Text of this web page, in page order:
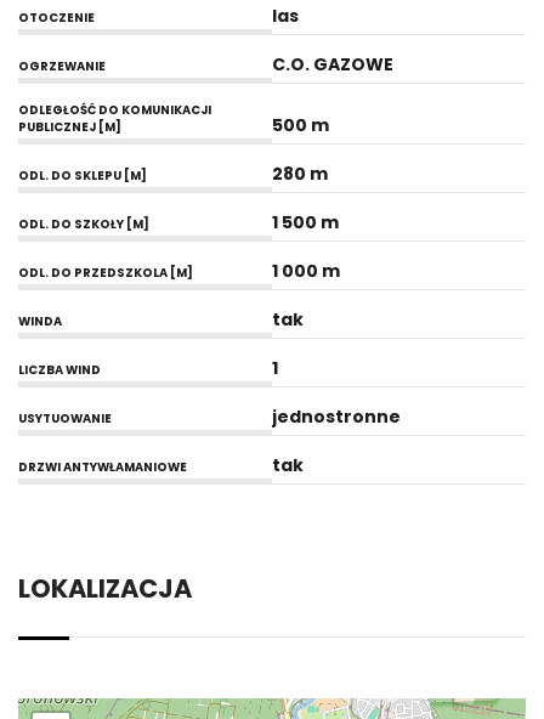
OTOCZENIE las
OGRZEWANIE C.O. GAZOWE
ODLEGŁOŚĆ DO KOMUNIKACJI
PUBLICZNEJ [M]
500 m
ODL. DO SKLEPU [M] 280 m
ODL. DO SZKOŁY [M] 1 500 m
ODL. DO PRZEDSZKOLA [M] 1 000 m
WINDA tak
LICZBA WIND 1
USYTUOWANIE jednostronne
DRZWI ANTYWŁAMANIOWE tak
LOKALIZACJA